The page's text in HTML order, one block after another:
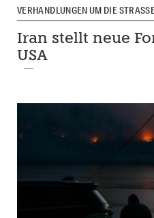
VERHANDLUNGEN UM DIE
Iran stellt neue
USA